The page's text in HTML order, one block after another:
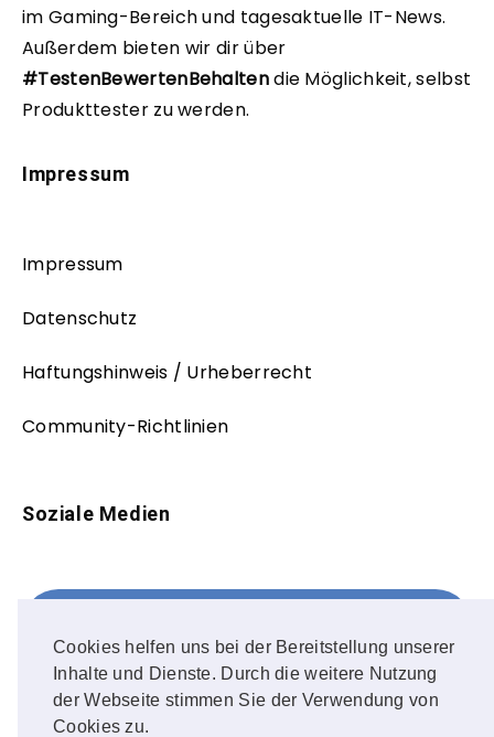
Cookies helfen uns bei der Bereitstellung unserer
Inhalte und Dienste. Durch die weitere Nutzung
der Webseite stimmen Sie der Verwendung von
Cookies zu.
im Gaming-Bereich und tagesaktuelle IT-News.
Außerdem bieten wir dir über
#TestenBewertenBehaltendie Möglichkeit, selbst
Produkttester zu werden.
Impressum
Impressum
Datenschutz
Haftungshinweis / Urheberrecht
Community-Richtlinien
Soziale Medien
FOLLOW ME!
Instagram
OUR PHOTOS!